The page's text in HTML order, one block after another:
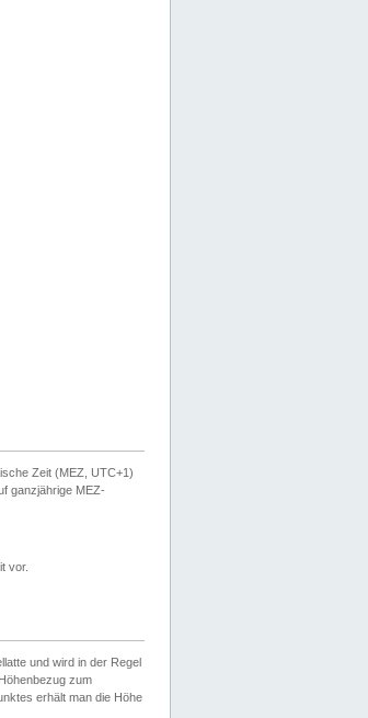
Zeit (MEZ, UTC+1)
ganzjährige MEZ-
vor.
und wird in der Regel
zum
erhält man die Höhe